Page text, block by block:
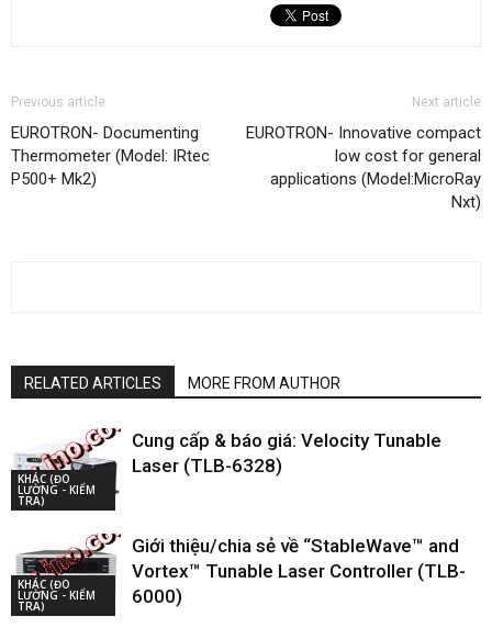
Previous article
EUROTRON- Documenting
Thermometer (Model: IRtec
P500+ Mk2)
Next article
EUROTRON- Innovative compact
low cost for general
applications (Model:MicroRay
Nxt)
RELATED ARTICLES MORE FROM AUTHOR
KHÁC (ĐO
LƯỜNG - KIỂM
TRA)
Cung cấp & báo giá: Velocity Tunable
Laser (TLB-6328)
KHÁC (ĐO
LƯỜNG - KIỂM
TRA)
Giới thiệu/chia sẻ về “StableWave™ and
Vortex™ Tunable Laser Controller (TLB-
6000)